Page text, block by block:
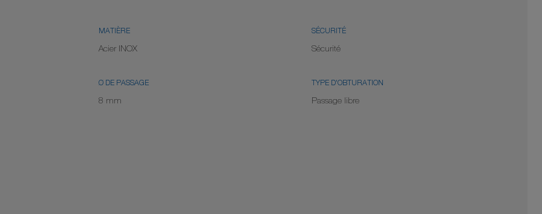
MATIÈRE
Acier INOX
SÉCURITÉ
Sécurité
Ø DE PASSAGE
8 mm
TYPE D'OBTURATION
Passage libre